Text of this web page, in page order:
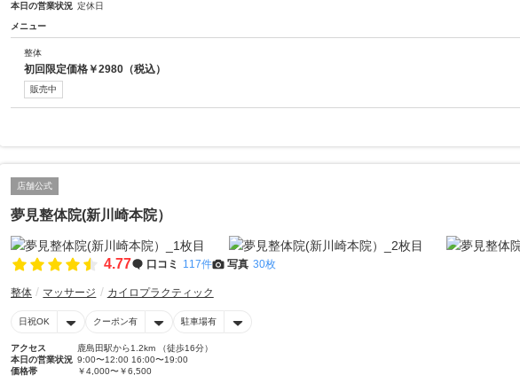
本日の営業状況 定休日
メニュー
整体
初回限定価格￥2980（税込）
販売中
店舗公式
夢見整体院(新川崎本院）
4.77 口コミ 117件 写真 30枚
整体 マッサージ カイロプラクティック
日祝OK クーポン有 駐車場有
アクセス
鹿島田駅から1.2km （徒歩16分）
本日の営業状況 9:00〜12:00 16:00〜19:00
価格帯
￥4,000〜￥6,500